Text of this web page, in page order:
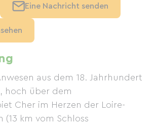
aus dem 18. Jahrhundert
hoch über dem
Cher im Herzen der Loire-
(13 km vom Schloss
Eine Nachricht senden